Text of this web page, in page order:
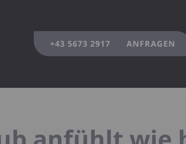
+43 5673 2917 ANFRAGEN